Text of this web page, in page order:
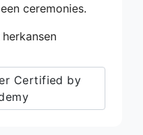
ceremonies.
Certified by